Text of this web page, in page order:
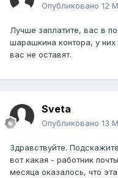
Опубликовано 12
Лучше заплатите, вас в
шарашкина контора, у
вас не оставят.
Sveta
Опубликовано 13
Здравствуйте.
вот какая - работник
месяца оказалось, что